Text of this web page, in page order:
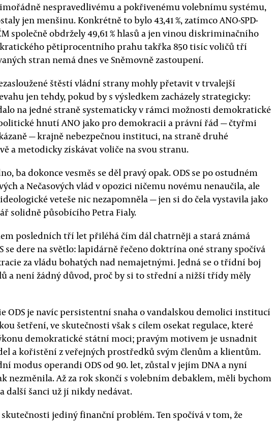
nespravedlivému a pokřivenému volebnímu systému,
jen menšinu. Konkrétně to bylo 43,41 %, zatímco ANO-SPD-
společně obdržely 49,61 % hlasů a jen vinou diskriminačního
pětiprocentního prahu takřka 850 tisíc voličů tří
stran nemá dnes ve Sněmovně zastoupení.
štěstí vládní strany mohly přetavit v trvalejší
jen tehdy, pokud by s výsledkem zacházely strategicky:
na jedné straně systematicky v rámci možnosti demokratické
hnutí ANO jako pro demokracii a právní řád — čtyřmi
— krajně nebezpečnou instituci, na straně druhé
a metodicky získávat voliče na svou stranu.
ba dokonce vesměs se děl pravý opak. ODS se po ostudném
a Nečasových vlád v opozici ničemu novému nenaučila, ale
veteše nic nezapomněla — jen si do čela vystavila jako
solidně působícího Petra Fialy.
posledních tří let přiléhá čím dál chatrněji a stará známá
se dere na světlo: lapidárně řečeno doktrína oné strany spočívá
za vládu bohatých nad nemajetnými. Jedná se o třídní boj
a není žádný důvod, proč by si to střední a nižší třídy měly
ODS je navíc persistentní snaha o vandalskou demolici institucí
šetření, ve skutečnosti však s cílem osekat regulace, které
demokratické státní moci; pravým motivem je usnadnit
a kořistění z veřejných prostředků svým členům a klientům.
modus operandi ODS od 90. let, zůstal v jejím DNA a nyní
nezměnila. Až za rok skončí s volebním debaklem, měli bychom
další šanci už jí nikdy nedávat.
skutečnosti jediný finanční problém. Ten spočívá v tom, že